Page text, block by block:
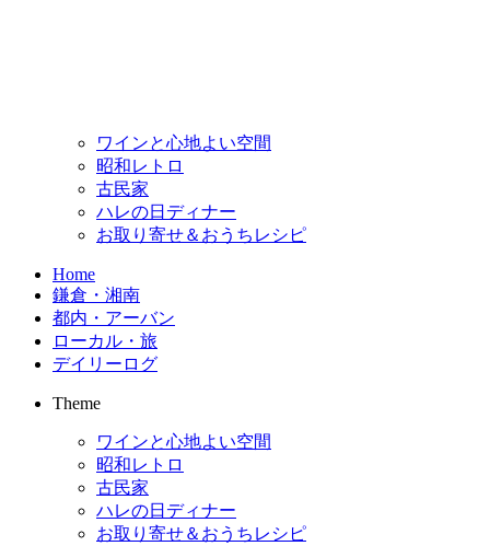
ワインと心地よい空間
昭和レトロ
古民家
ハレの日ディナー
お取り寄せ＆おうちレシピ
Home
鎌倉・湘南
都内・アーバン
ローカル・旅
デイリーログ
Theme
ワインと心地よい空間
昭和レトロ
古民家
ハレの日ディナー
お取り寄せ＆おうちレシピ